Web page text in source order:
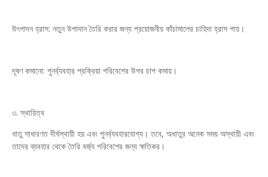
উৎপাদন হ্রাস: নতুন উপাদান তৈরি করার জন্য প্রয়োজনীয় কাঁচামালের চাহিদা হ্রাস পায়।
দূষণ কমানো: পুনর্ব্যবহার প্রক্রিয়া পরিবেশের উপর চাপ কমায়।
৩. স্থায়িত্ব
ধাতু সাধারণত দীর্ঘস্থায়ী হয় এবং পুনর্ব্যবহারযোগ্য। তবে, অধাতুর অনেক সময় অস্থায়ী এবং
তাদের ব্যবহার থেকে তৈরি বর্জ্য পরিবেশের জন্য ক্ষতিকর।